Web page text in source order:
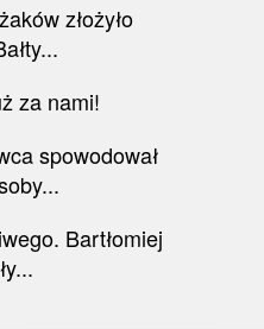
złożyło
za nami!
spowodował
Bartłomiej